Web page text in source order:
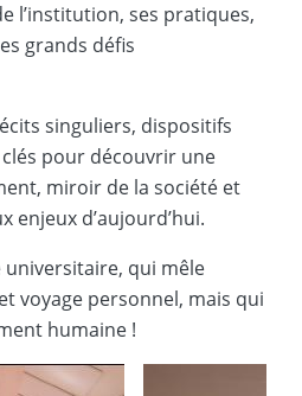
l’institution, ses pratiques,
grands défis
singuliers, dispositifs
pour découvrir une
miroir de la société et
enjeux d’aujourd’hui.
universitaire, qui mêle
voyage personnel, mais qui
humaine !